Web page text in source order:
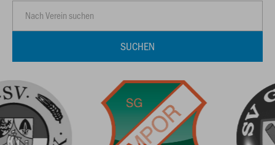
SUCHEN